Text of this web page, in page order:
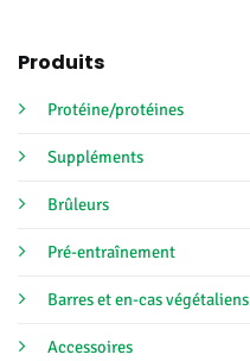
Produits
Protéine/protéines
Suppléments
Brûleurs
Pré-entraînement
Barres et en-cas végétaliens
Accessoires